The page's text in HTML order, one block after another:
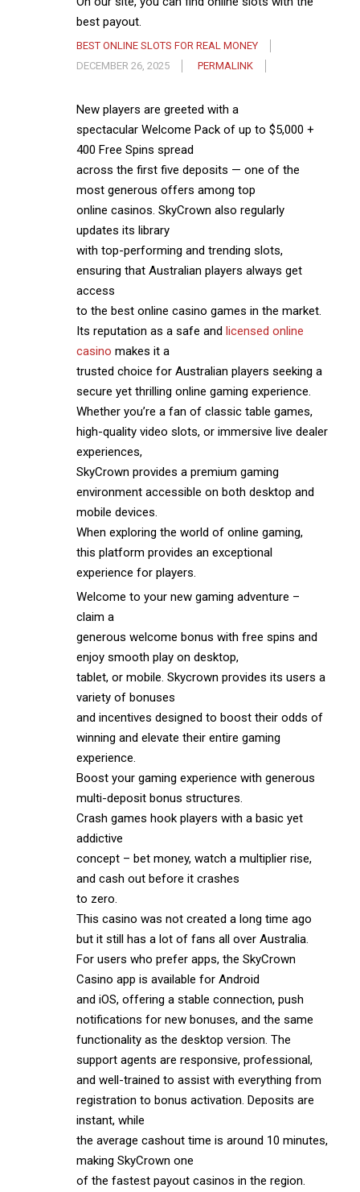
best payout.
BEST ONLINE SLOTS FOR REAL MONEY
DECEMBER 26, 2025
PERMALINK
New players are greeted with a
spectacular Welcome Pack of up to $5,000 +
400 Free Spins spread
across the first five deposits — one of the
most generous offers among top
online casinos. SkyCrown also regularly
updates its library
with top-performing and trending slots,
ensuring that Australian players always get
access
to the best online casino games in the market.
Its reputation as a safe and licensed online
casino makes it a
trusted choice for Australian players seeking a
secure yet thrilling online gaming experience.
Whether you’re a fan of classic table games,
high-quality video slots, or immersive live dealer
experiences,
SkyCrown provides a premium gaming
environment accessible on both desktop and
mobile devices.
When exploring the world of online gaming,
this platform provides an exceptional
experience for players.
Welcome to your new gaming adventure –
claim a
generous welcome bonus with free spins and
enjoy smooth play on desktop,
tablet, or mobile. Skycrown provides its users a
variety of bonuses
and incentives designed to boost their odds of
winning and elevate their entire gaming
experience.
Boost your gaming experience with generous
multi-deposit bonus structures.
Crash games hook players with a basic yet
addictive
concept – bet money, watch a multiplier rise,
and cash out before it crashes
to zero.
This casino was not created a long time ago
but it still has a lot of fans all over Australia.
For users who prefer apps, the SkyCrown
Casino app is available for Android
and iOS, offering a stable connection, push
notifications for new bonuses, and the same
functionality as the desktop version. The
support agents are responsive, professional,
and well-trained to assist with everything from
registration to bonus activation. Deposits are
instant, while
the average cashout time is around 10 minutes,
making SkyCrown one
of the fastest payout casinos in the region.